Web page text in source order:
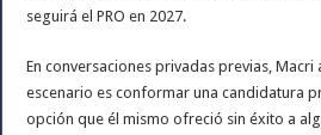
seguirá el PRO en 2027.
En conversaciones privadas previas,
escenario es conformar una candidatura
opción que él mismo ofreció sin éxito a